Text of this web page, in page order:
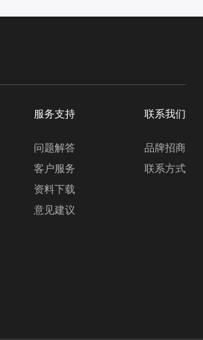
服务支持
问题解答
客户服务
资料下载
意见建议
联系我们
品牌招商
联系方式